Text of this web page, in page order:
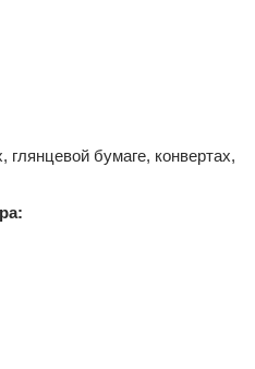
глянцевой бумаге, конвертах,